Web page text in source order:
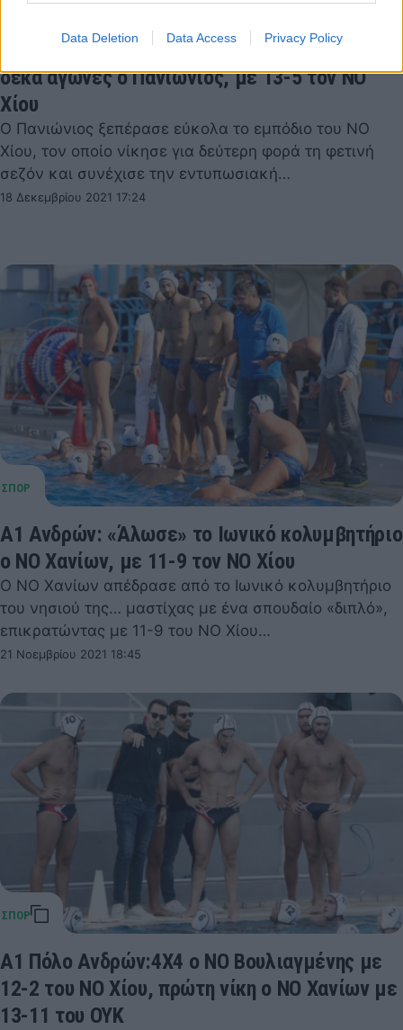
Data Deletion Data Access Privacy Policy
Α1 Πόλο Ανδρών: Εύκολα την 9η νίκη του σε
δέκα αγώνες ο Πανιώνιος, με 13-5 τον ΝΟ
Χίου
Ο Πανιώνιος ξεπέρασε εύκολα το εμπόδιο του ΝΟ
Χίου, τον οποίο νίκησε για δεύτερη φορά τη φετινή
σεζόν και συνέχισε την εντυπωσιακή…
18 Δεκεμβρίου 2021 17:24
Α1 Ανδρών: «Άλωσε» το Ιωνικό κολυμβητήριο
ο ΝΟ Χανίων, με 11-9 τον ΝΟ Χίου
Ο ΝΟ Χανίων απέδρασε από το Ιωνικό κολυμβητήριο
του νησιού της… μαστίχας με ένα σπουδαίο «διπλό»,
επικρατώντας με 11-9 του ΝΟ Χίου…
21 Νοεμβρίου 2021 18:45
Α1 Πόλο Ανδρών:4Χ4 ο ΝΟ Βουλιαγμένης με
12-2 του ΝΟ Χίου, πρώτη νίκη ο ΝΟ Χανίων με
13-11 του ΟΥΚ